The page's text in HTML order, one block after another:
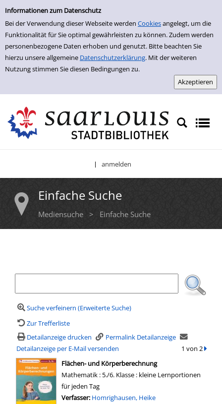
Einfache Suche
Informationen zum Datenschutz
Bei der Verwendung dieser Webseite werden Cookiesangelegt, um die
Funktionalität für Sie optimal gewährleisten zu können. Zudem werden
personenbezogene Daten erhoben und genutzt. Bitte beachten Sie
hierzu unsere allgemeine Datenschutzerklärung. Mit der weiteren
Nutzung stimmen Sie diesen Bedingungen zu.
Zur Detailanzeige springen
| anmelden
Einfache Suche
Mediensuche > Einfache Suche
Suche verfeinern (Erweiterte Suche)
Zur Trefferliste
Detailanzeige drucken
Permalink Detailanzeige
Detailanzeige per E-Mail versenden
1 von 2zum
wird in neuem Tab geöffnet
Flächen- und Körperberechnung
Mathematik : 5./6. Klasse : kleine Lernportionen
für jeden Tag
Verfasser: Suche nach diesem Verfasser
Homrighausen, Heike